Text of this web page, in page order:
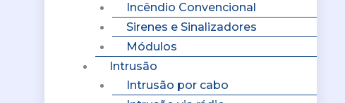
Incêndio Convencional
Sirenes e Sinalizadores
Módulos
Intrusão
Intrusão por cabo